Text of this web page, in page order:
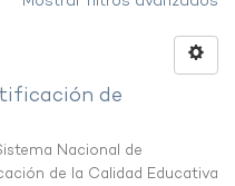
de
Nacional de
de la Calidad Educativa